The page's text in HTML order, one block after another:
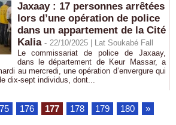
Jaxaay : 17 personnes arrêtées
lors d’une opération de police
dans un appartement de la Cité
Kalia - 22/10/2025 | Lat Soukabé Fall
Le commissariat de police de Jaxaay,
dans le département de Keur Massar, a
au mercredi, une opération d’envergure qui
dix-sept individus, dont...
176 177 178 179 180
»